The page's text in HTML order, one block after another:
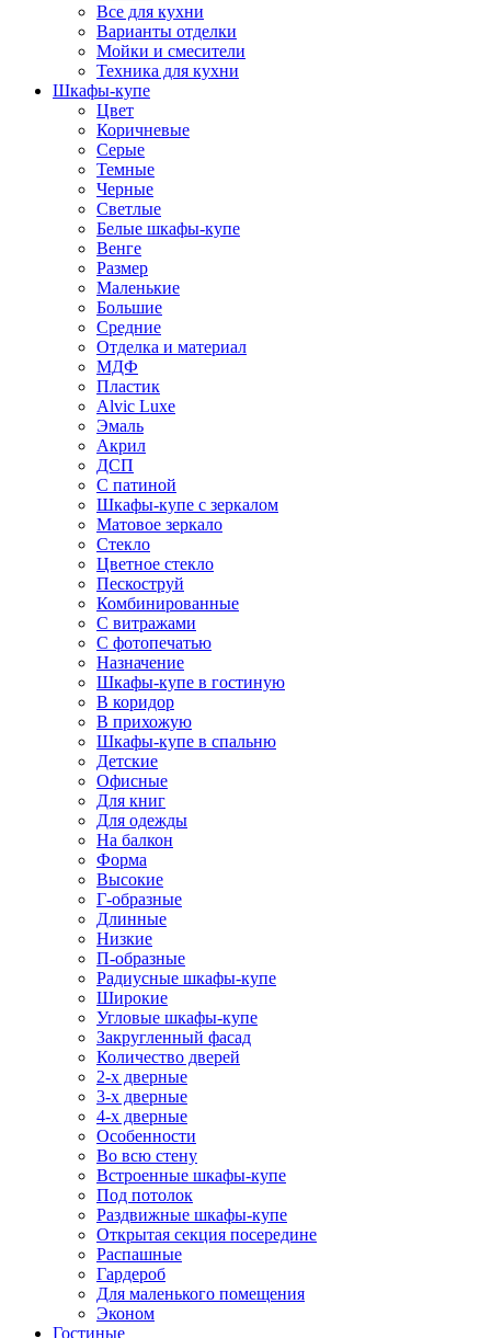
Все для кухни
Варианты отделки
Мойки и смесители
Техника для кухни
Шкафы-купе
Цвет
Коричневые
Серые
Темные
Черные
Светлые
Белые шкафы-купе
Венге
Размер
Маленькие
Большие
Средние
Отделка и материал
МДФ
Пластик
Alvic Luxe
Эмаль
Акрил
ДСП
С патиной
Шкафы-купе с зеркалом
Матовое зеркало
Стекло
Цветное стекло
Пескоструй
Комбинированные
С витражами
С фотопечатью
Назначение
Шкафы-купе в гостиную
В коридор
В прихожую
Шкафы-купе в спальню
Детские
Офисные
Для книг
Для одежды
На балкон
Форма
Высокие
Г-образные
Длинные
Низкие
П-образные
Радиусные шкафы-купе
Широкие
Угловые шкафы-купе
Закругленный фасад
Количество дверей
2-х дверные
3-х дверные
4-х дверные
Особенности
Во всю стену
Встроенные шкафы-купе
Под потолок
Раздвижные шкафы-купе
Открытая секция посередине
Распашные
Гардероб
Для маленького помещения
Эконом
Гостиные